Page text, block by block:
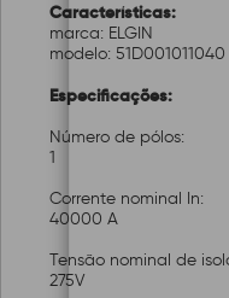
Características:
marca: ELGIN
modelo: 51D001011040
Especificações:
Número de pólos:
1
Corrente nominal In:
40000 A
Tensão nominal de
275V